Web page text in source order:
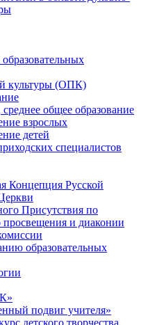
культуры (ОПК)
общее образование
взрослых
детей
специалистов
Концепция Русской
Присутствия по
просвещения и диаконии
образовательных
подвиг учителя»
детского творчества